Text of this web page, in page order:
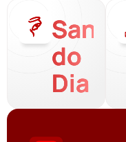
Santo
do
Dia